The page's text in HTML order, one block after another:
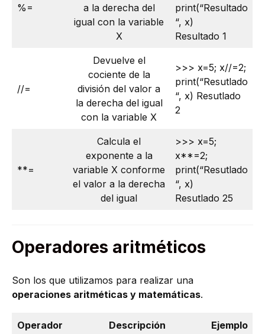
%=
a la derecha del
igual con la variable
X
print(“Resultado
“, x)
Resultado 1
//=
Devuelve el
cociente de la
división del valor a
la derecha del igual
con la variable X
>>> x=5; x//=2;
print(“Resutlado
“, x) Resutlado
2
**=
Calcula el
exponente a la
variable X conforme
el valor a la derecha
del igual
>>> x=5;
x**=2;
print(“Resutlado
“, x)
Resutlado 25
Operadores aritméticos
Son los que utilizamos para realizar una
operaciones aritméticas y matemáticas.
Operador Descripción Ejemplo